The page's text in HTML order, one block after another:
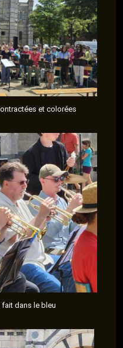
et colorées
dans le bleu